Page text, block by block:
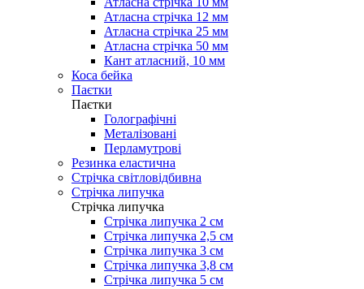
Атласна стрічка 12 мм
Атласна стрічка 25 мм
Атласна стрічка 50 мм
Кант атласний, 10 мм
Коса бейка
Паєтки
Паєтки
Голографічні
Металізовані
Перламутрові
Резинка еластична
Стрічка світловідбивна
Стрічка липучка
Стрічка липучка
Стрічка липучка 2 см
Стрічка липучка 2,5 см
Стрічка липучка 3 см
Стрічка липучка 3,8 см
Стрічка липучка 5 см